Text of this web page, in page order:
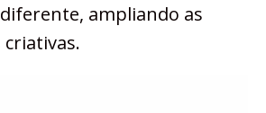
ampliando as